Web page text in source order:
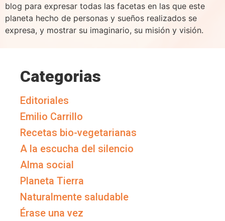
blog para expresar todas las facetas en las que este
planeta hecho de personas y sueños realizados se
expresa, y mostrar su imaginario, su misión y visión.
Categorias
Editoriales
Emilio Carrillo
Recetas bio-vegetarianas
A la escucha del silencio
Alma social
Planeta Tierra
Naturalmente saludable
Érase una vez